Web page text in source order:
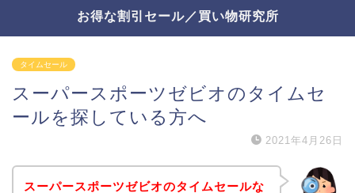
お得な割引セール／買い物研究所
タイムセール
スーパースポーツゼビオのタイムセ
ールを探している方へ
2021年4月26日
スーパースポーツゼビオのタイムセールな